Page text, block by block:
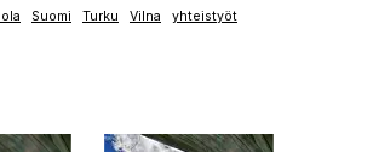
Suomi Turku Vilna yhteistyöt